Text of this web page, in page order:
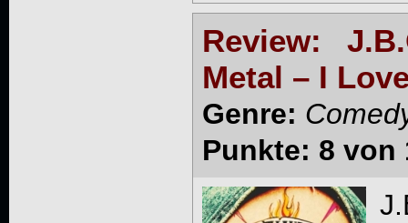
Review:
Metal – I
Genre:
Punkte: 8 von